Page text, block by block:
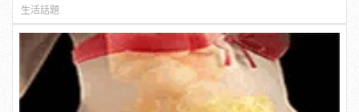
生活話題